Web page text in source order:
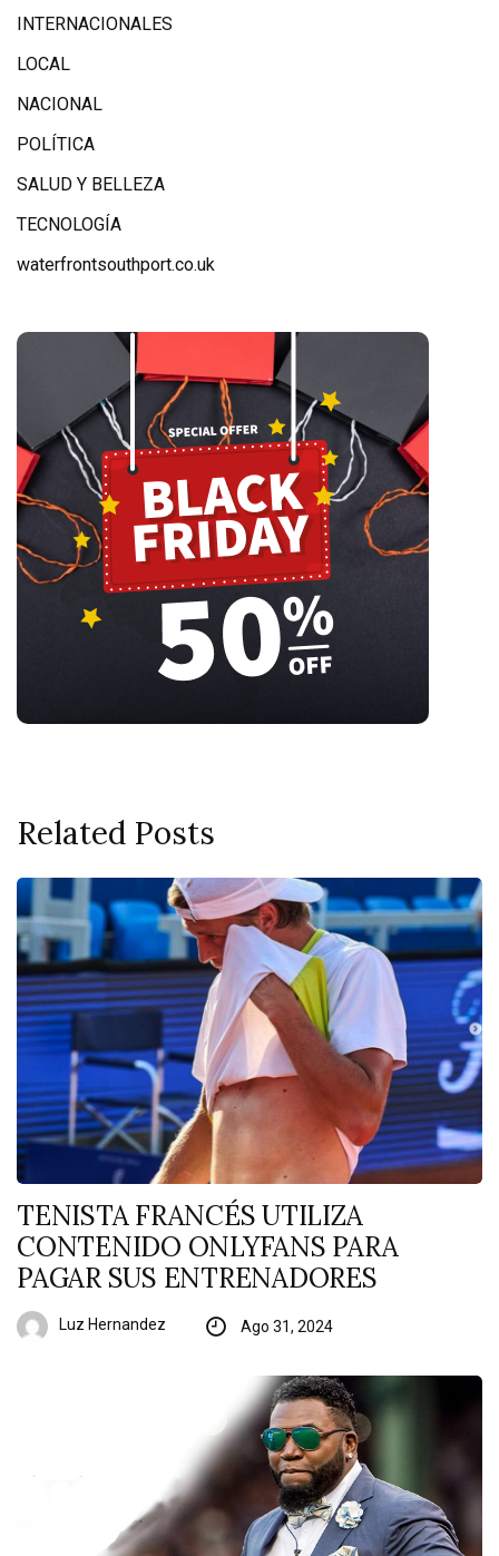
INTERNACIONALES
LOCAL
NACIONAL
POLÍTICA
SALUD Y BELLEZA
TECNOLOGÍA
waterfrontsouthport.co.uk
Related Posts
TENISTA FRANCÉS UTILIZA
CONTENIDO ONLYFANS PARA
PAGAR SUS ENTRENADORES
Luz Hernandez Ago 31, 2024